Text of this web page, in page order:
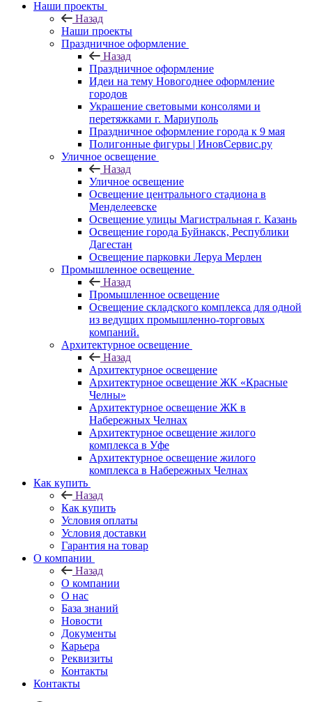
Наши проекты
Назад
Наши проекты
Праздничное оформление
Назад
Праздничное оформление
Идеи на тему Новогоднее оформление
городов
Украшение световыми консолями и
перетяжками г. Мариуполь
Праздничное оформление города к 9 мая
Полигонные фигуры | ИновСервис.ру
Уличное освещение
Назад
Уличное освещение
Освещение центрального стадиона в
Менделеевске
Освещение улицы Магистральная г. Казань
Освещение города Буйнакск, Республики
Дагестан
Освещение парковки Леруа Мерлен
Промышленное освещение
Назад
Промышленное освещение
Освещение складского комплекса для одной
из ведущих промышленно-торговых
компаний.
Архитектурное освещение
Назад
Архитектурное освещение
Архитектурное освещение ЖК «Красные
Челны»
Архитектурное освещение ЖК в
Набережных Челнах
Архитектурное освещение жилого
комплекса в Уфе
Архитектурное освещение жилого
комплекса в Набережных Челнах
Как купить
Назад
Как купить
Условия оплаты
Условия доставки
Гарантия на товар
О компании
Назад
О компании
О нас
База знаний
Новости
Документы
Карьера
Реквизиты
Контакты
Контакты